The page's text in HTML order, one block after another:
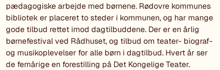
pædagogiske arbejde med børnene. Rødovre kommunes
bibliotek er placeret to steder i kommunen, og har mange
gode tilbud rettet imod dagtilbuddene. Der er en årlig
børnefestival ved Rådhuset, og tilbud om teater- biograf-
og musikoplevelser for alle børn i dagtilbud. Hvert år ser
de femårige en forestilling på Det Kongelige Teater.